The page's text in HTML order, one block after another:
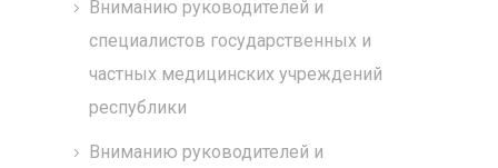
Вниманию руководителей и
специалистов государственных и
частных медицинских учреждений
республики
Вниманию руководителей и